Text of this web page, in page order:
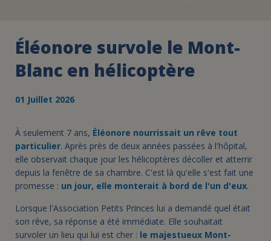
Éléonore survole le Mont-
Blanc en hélicoptère
01 Juillet 2026
À seulement 7 ans, Éléonore nourrissait un rêve tout
particulier. Après près de deux années passées à l'hôpital,
elle observait chaque jour les hélicoptères décoller et atterrir
depuis la fenêtre de sa chambre. C'est là qu'elle s'est fait une
promesse : un jour, elle monterait à bord de l'un d'eux.
Lorsque l'Association Petits Princes lui a demandé quel était
son rêve, sa réponse a été immédiate. Elle souhaitait
survoler un lieu qui lui est cher : le majestueux Mont-